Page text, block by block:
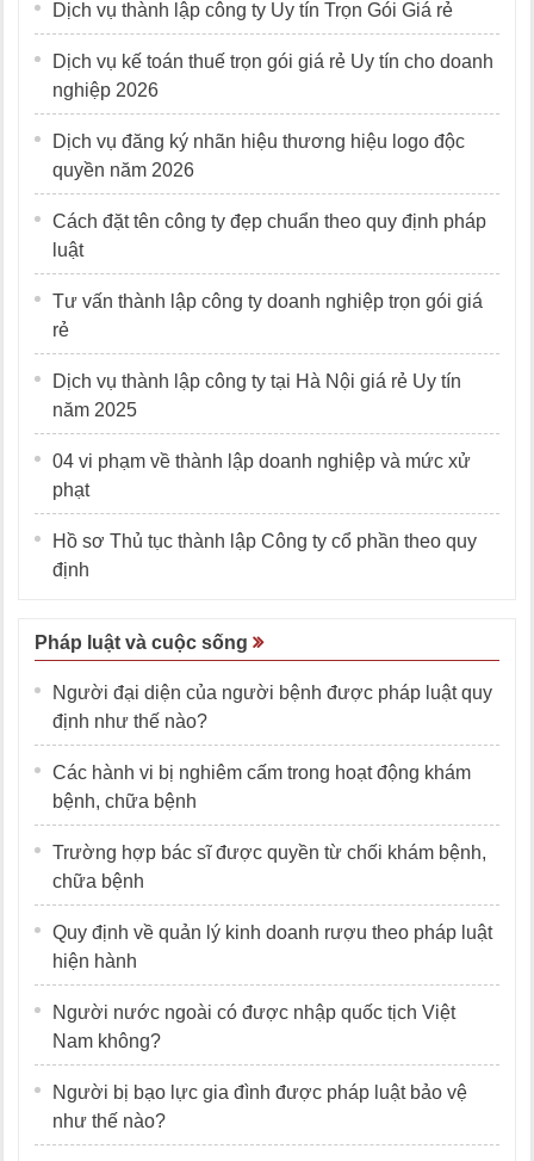
Dịch vụ thành lập công ty Uy tín Trọn Gói Giá rẻ
Dịch vụ kế toán thuế trọn gói giá rẻ Uy tín cho doanh
nghiệp 2026
Dịch vụ đăng ký nhãn hiệu thương hiệu logo độc
quyền năm 2026
Cách đặt tên công ty đẹp chuẩn theo quy định pháp
luật
Tư vấn thành lập công ty doanh nghiệp trọn gói giá
rẻ
Dịch vụ thành lập công ty tại Hà Nội giá rẻ Uy tín
năm 2025
04 vi phạm về thành lập doanh nghiệp và mức xử
phạt
Hồ sơ Thủ tục thành lập Công ty cổ phần theo quy
định
Pháp luật và cuộc sống
Người đại diện của người bệnh được pháp luật quy
định như thế nào?
Các hành vi bị nghiêm cấm trong hoạt động khám
bệnh, chữa bệnh
Trường hợp bác sĩ được quyền từ chối khám bệnh,
chữa bệnh
Quy định về quản lý kinh doanh rượu theo pháp luật
hiện hành
Người nước ngoài có được nhập quốc tịch Việt
Nam không?
Người bị bạo lực gia đình được pháp luật bảo vệ
như thế nào?